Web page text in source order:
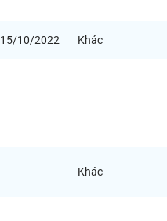
15/10/2022 Khác
Khác